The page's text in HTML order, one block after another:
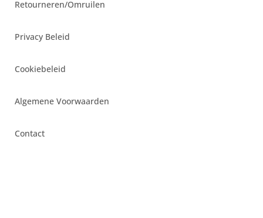
Retourneren/Omruilen
Privacy Beleid
Cookiebeleid
Algemene Voorwaarden
Contact